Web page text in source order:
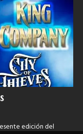
edición del